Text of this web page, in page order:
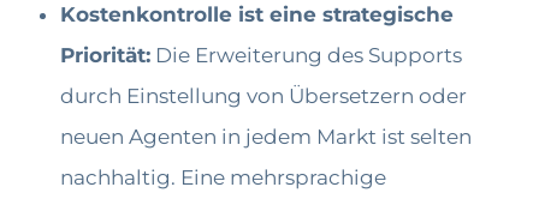
Kostenkontrolle ist eine strategische
Priorität: Die Erweiterung des Supports
durch Einstellung von Übersetzern oder
neuen Agenten in jedem Markt ist selten
nachhaltig. Eine mehrsprachige